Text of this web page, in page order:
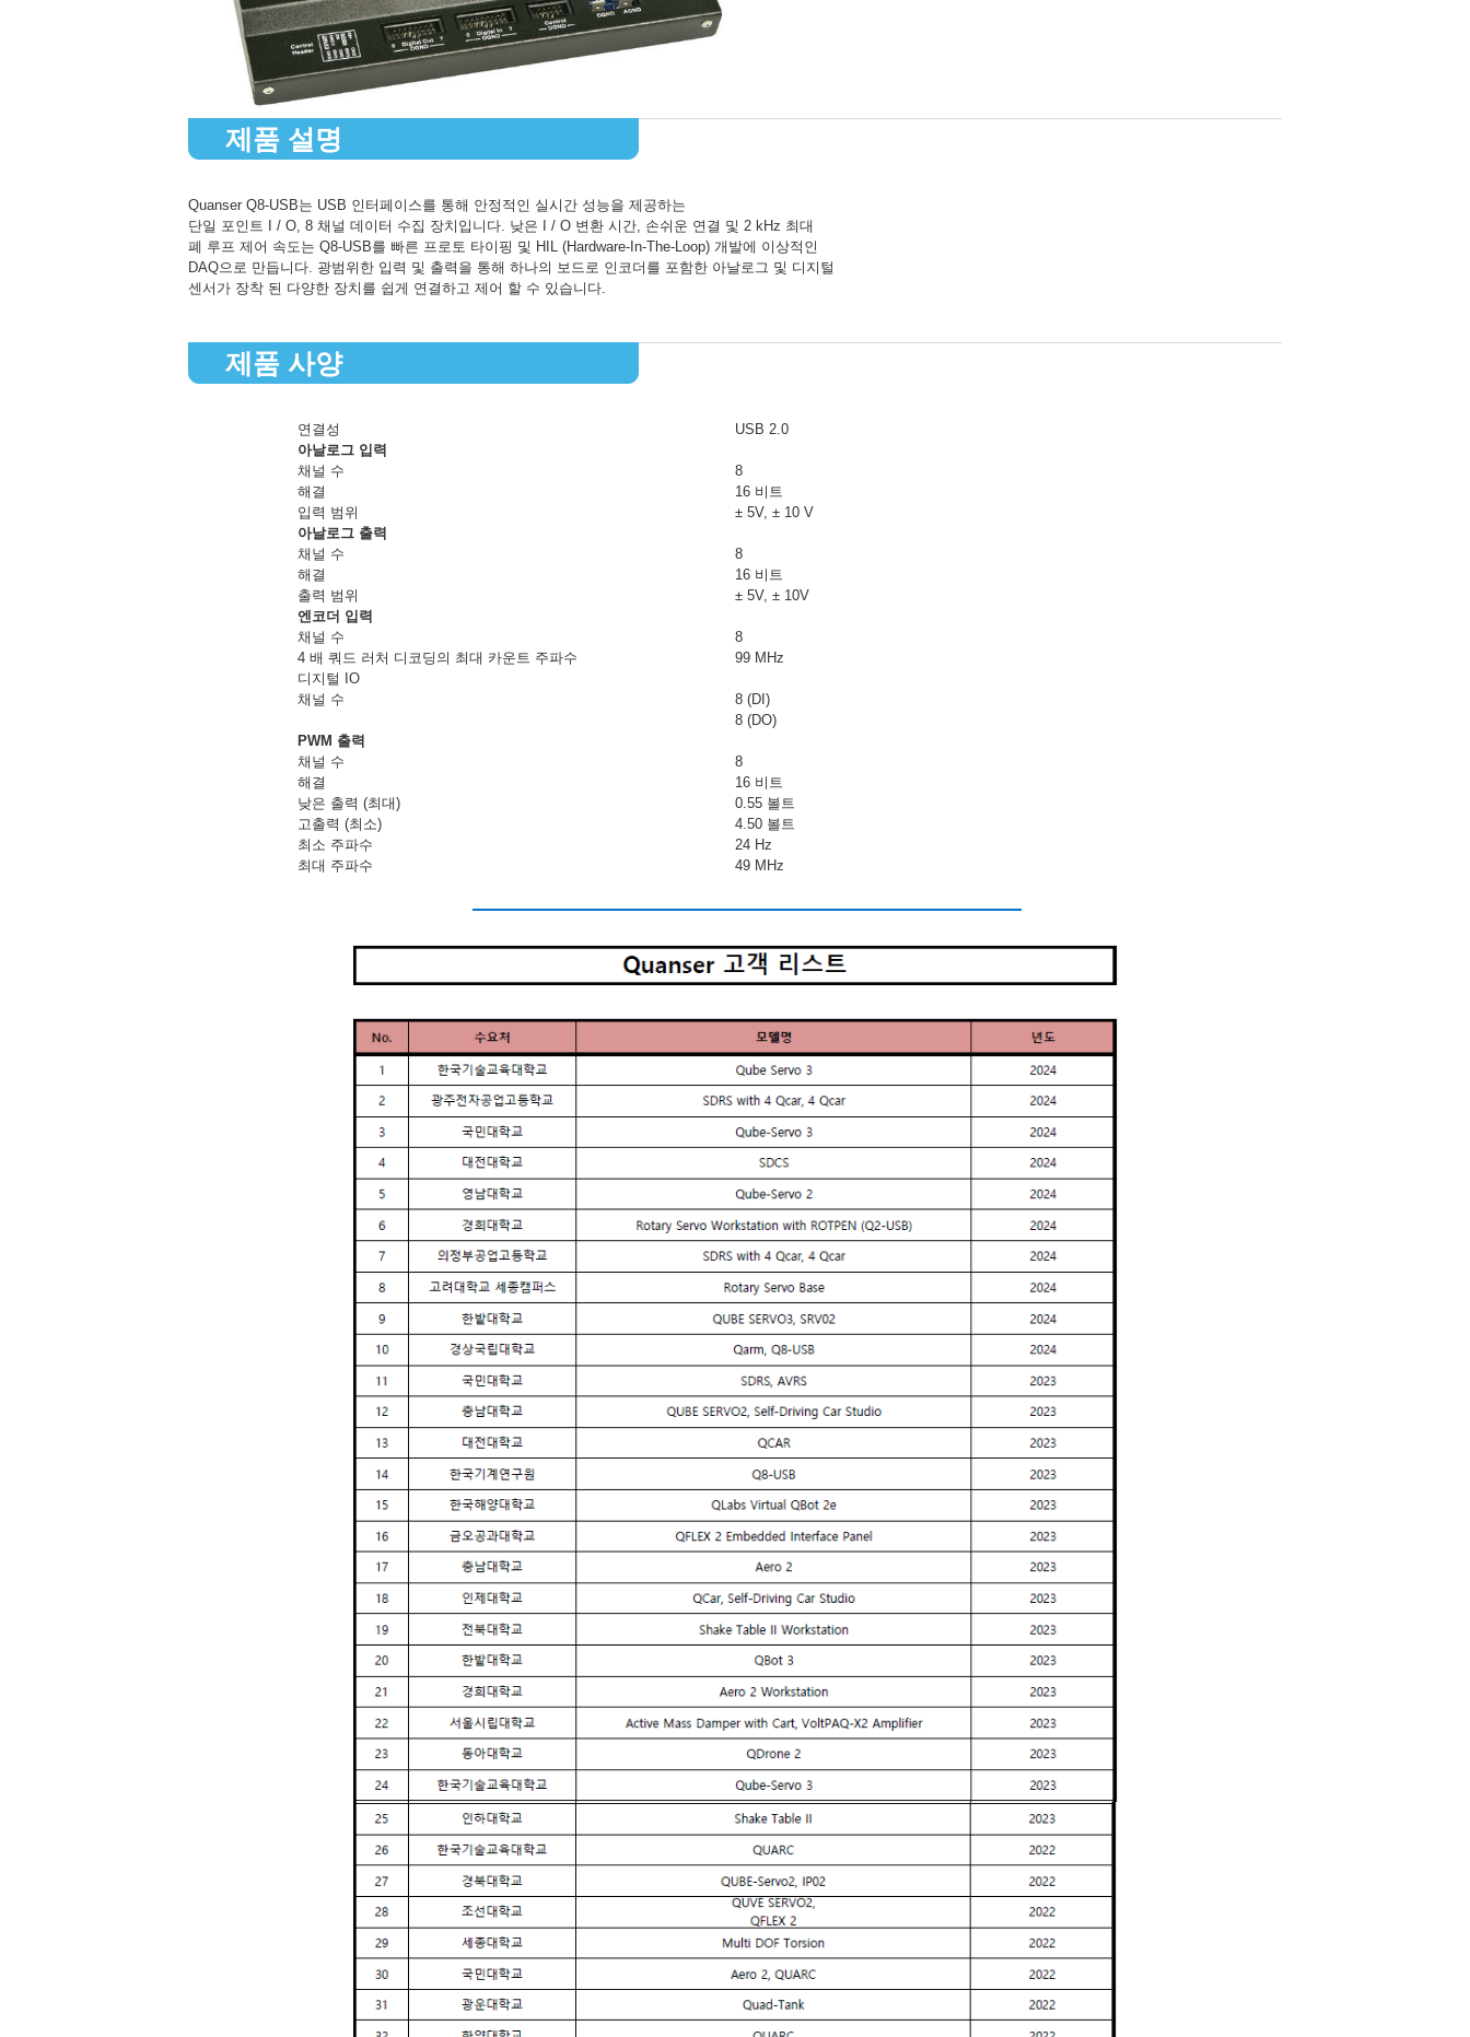
제품 설명
Quanser Q8-USB는 USB 인터페이스를 통해 안정적인 실시간 성능을 제공하는
단일 포인트 I / O, 8 채널 데이터 수집 장치입니다. 낮은 I / O 변환 시간, 손쉬운 연결 및 2 kHz 최대
폐 루프 제어 속도는 Q8-USB를 빠른 프로토 타이핑 및 HIL (Hardware-In-The-Loop) 개발에 이상적인
DAQ으로 만듭니다. 광범위한 입력 및 출력을 통해 하나의 보드로 인코더를 포함한 아날로그 및 디지털
센서가 장착 된 다양한 장치를 쉽게 연결하고 제어 할 수 있습니다.
제품 사양
연결성
USB 2.0
아날로그 입력
채널 수
8
해결
16 비트
입력 범위
± 5V, ± 10 V
아날로그 출력
채널 수
8
해결
16 비트
출력 범위
± 5V, ± 10V
엔코더 입력
채널 수
8
4 배 쿼드 러처 디코딩의 최대 카운트 주파수
99 MHz
디지털 IO
채널 수
8 (DI)
8 (DO)
PWM 출력
채널 수
8
해결
16 비트
낮은 출력 (최대)
0.55 볼트
고출력 (최소)
4.50 볼트
최소 주파수
24 Hz
최대 주파수
49 MHz